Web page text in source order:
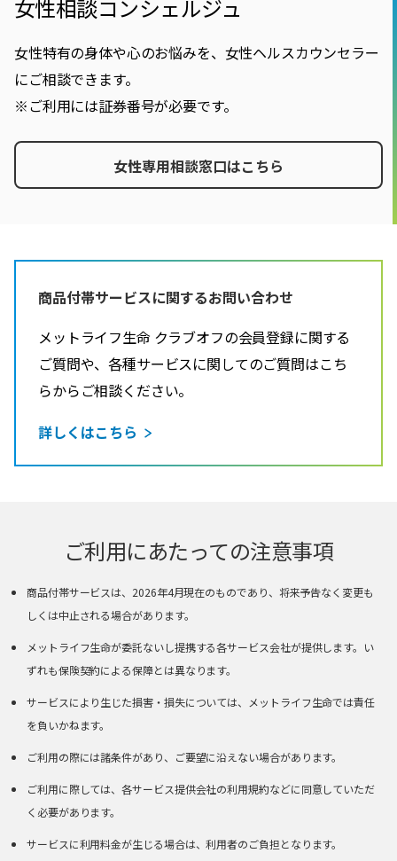
女性相談コンシェルジュ
女性特有の身体や心のお悩みを、女性ヘルスカウンセラー
にご相談できます。
※ご利用には証券番号が必要です。
女性専用相談窓口はこちら
商品付帯サービスに関するお問い合わせ
メットライフ生命 クラブオフの会員登録に関する
ご質問や、各種サービスに関してのご質問はこち
らからご相談ください。
詳しくはこちら
ご利用にあたっての注意事項
商品付帯サービスは、2026年4月現在のものであり、将来予告なく変更も
しくは中止される場合があります。
メットライフ生命が委託ないし提携する各サービス会社が提供します。い
ずれも保険契約による保障とは異なります。
サービスにより生じた損害・損失については、メットライフ生命では責任
を負いかねます。
ご利用の際には諸条件があり、ご要望に沿えない場合があります。
ご利用に際しては、各サービス提供会社の利用規約などに同意していただ
く必要があります。
サービスに利用料金が生じる場合は、利用者のご負担となります。